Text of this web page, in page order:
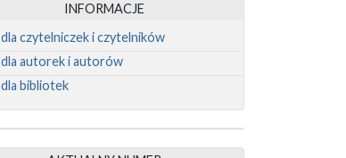
INFORMACJE
dla czytelniczek i czytelników
dla autorek i autorów
dla bibliotek